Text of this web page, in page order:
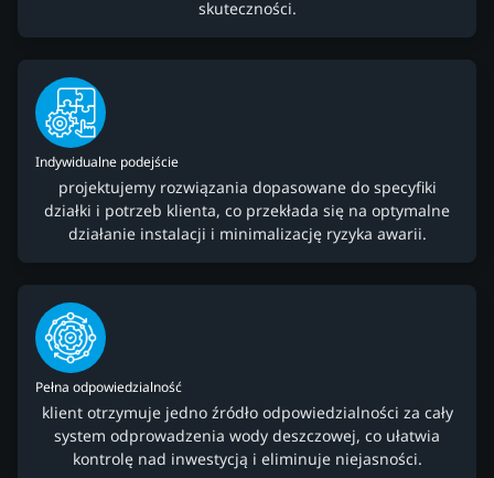
skuteczności.
Indywidualne podejście
projektujemy rozwiązania dopasowane do specyfiki
działki i potrzeb klienta, co przekłada się na optymalne
działanie instalacji i minimalizację ryzyka awarii.
Pełna odpowiedzialność
klient otrzymuje jedno źródło odpowiedzialności za cały
system odprowadzenia wody deszczowej, co ułatwia
kontrolę nad inwestycją i eliminuje niejasności.